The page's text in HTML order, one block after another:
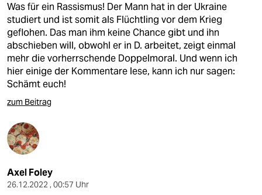
Was für ein Rassismus! Der Mann hat in der Ukraine
studiert und ist somit als Flüchtling vor dem Krieg
geflohen. Das man ihm keine Chance gibt und ihn
abschieben will, obwohl er in D. arbeitet, zeigt einmal
mehr die vorherrschende Doppelmoral. Und wenn ich
hier einige der Kommentare lese, kann ich nur sagen:
Schämt euch!
zum Beitrag
Axel Foley
26.12.2022 , 00:57 Uhr